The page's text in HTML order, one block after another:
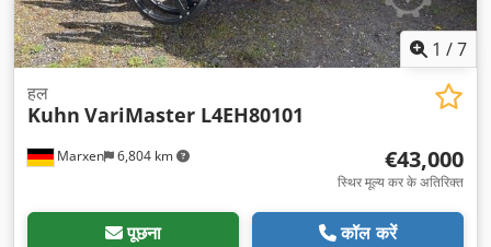
1 /7
Marxen 6,804 km
हल
Kuhn VariMaster L4EH80101
€43,000
स्थिर मूल्य कर के अतिरिक्त
पूछना कॉल करें